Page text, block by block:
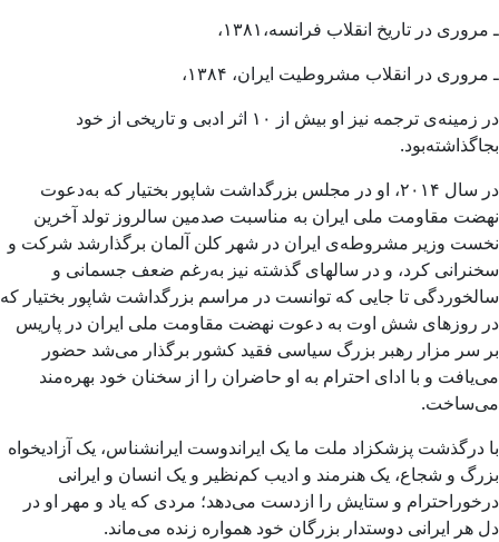
ـ مروری در تاریخ انقلاب فرانسه،۱۳۸۱،
ـ مروری در انقلاب مشروطیت ایران، ۱۳۸۴،
در زمینه‌ی ترجمه نیز او بیش از ۱۰ اثر ادبی و تاریخی از خود
بجاگذاشته‌بود.
در سال ۲۰۱۴، او در مجلس بزرگداشت شاپور بختیار که به‌دعوت
نهضت مقاومت ملی ایران به مناسبت صدمین سالروز تولد آخرین
نخست وزیر مشروطه‌ی ایران در شهر کلن آلمان برگذارشد شرکت و
سخنرانی کرد، و در سالهای گذشته نیز به‌رغم ضعف جسمانی و
سالخوردگی تا جایی که توانست در مراسم بزرگداشت شاپور بختیار که
در روزهای شش اوت به دعوت نهضت مقاومت ملی ایران در پاریس
بر سر مزار رهبر بزرگ سیاسی فقید کشور برگذار می‌شد حضور
می‌یافت و با ادای احترام به او حاضران را از سخنان خود بهره‌مند
می‌ساخت.
با درگذشت پزشکزاد ملت ما یک ایراندوست ایرانشناس، یک آزادیخواه
بزرگ و شجاع، یک هنرمند و ادیب کم‌نظیر و یک انسان و ایرانی
درخوراحترام و ستایش را ازدست می‌دهد؛ مردی که یاد و مهر او در
دل هر ایرانی دوستدار بزرگان خود همواره زنده می‌ماند.